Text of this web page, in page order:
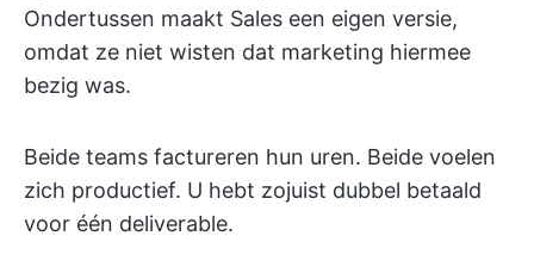
Ondertussen maakt Sales een eigen versie,
omdat ze niet wisten dat marketing hiermee
bezig was.
Beide teams factureren hun uren. Beide voelen
zich productief. U hebt zojuist dubbel betaald
voor één deliverable.